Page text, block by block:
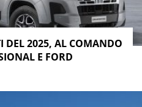
DEL 2025, AL COMANDO
E FORD